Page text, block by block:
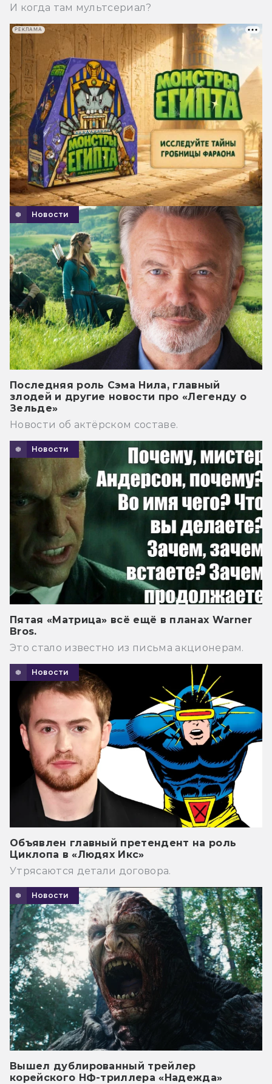
И когда там мультсериал?
Новости
Последняя роль Сэма Нила, главный
злодей и другие новости про «Легенду о
Зельде»
Новости об актёрском составе.
Новости
Пятая «Матрица» всё ещё в планах Warner
Bros.
Это стало известно из письма акционерам.
Новости
Объявлен главный претендент на роль
Циклопа в «Людях Икс»
Утрясаются детали договора.
Новости
Вышел дублированный трейлер
корейского НФ-триллера «Надежда»
РЕКЛАМА